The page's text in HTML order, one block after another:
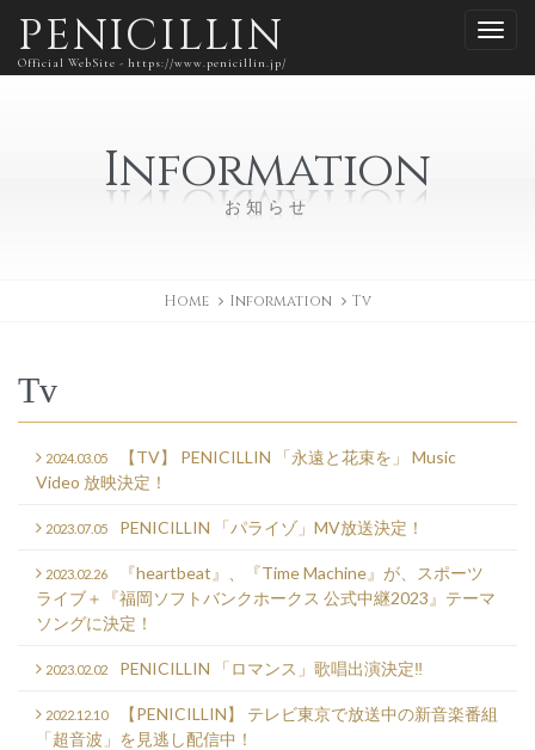
PENICILLIN
Official WebSite - https://www.penicillin.jp/
Information
お知らせ
Home Information Tv
Tv
2024.03.05
【TV】 PENICILLIN 「永遠と花束を」 Music
Video 放映決定！
2023.07.05 PENICILLIN 「パライゾ」MV放送決定！
2023.02.26
『heartbeat』、『Time Machine』が、スポーツ
ライブ＋『福岡ソフトバンクホークス 公式中継2023』テーマ
ソングに決定！
2023.02.02 PENICILLIN 「ロマンス」歌唱出演決定‼️
2022.12.10
【PENICILLIN】 テレビ東京で放送中の新音楽番組
「超音波」を見逃し配信中！